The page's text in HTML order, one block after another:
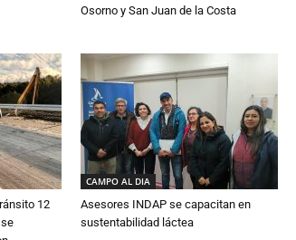
Osorno y San Juan de la Costa
12
CAMPO AL DIA
Asesores INDAP se capacitan en
sustentabilidad láctea